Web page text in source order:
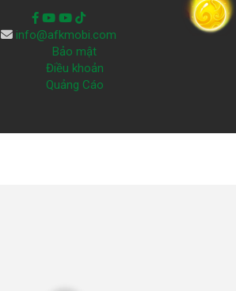
info@afkmobi.com
Bảo mật
Điều khoản
Quảng Cáo